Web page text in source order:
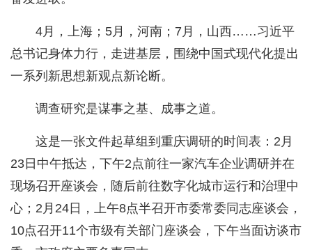
4月，上海；5月，河南；7月，山西……习近平
总书记身体力行，走进基层，围绕中国式现代化提出
一系列新思想新观点新论断。
调查研究是谋事之基、成事之道。
这是一张文件起草组到重庆调研的时间表：2月
23日中午抵达，下午2点前往一家汽车企业调研并在
现场召开座谈会，随后前往数字化城市运行和治理中
心；2月24日，上午8点半召开市委常委同志座谈会，
10点召开11个市级有关部门座谈会，下午当面访谈市